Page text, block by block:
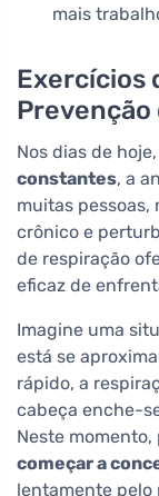
mais
Exercícios
Prevenção
Nos dias de
constantes, a
muitas
crônico e
de respiração
eficaz de
Imagine uma
está se
rápido, a
cabeça enche-
Neste momento,
começar a
lentamente pelo